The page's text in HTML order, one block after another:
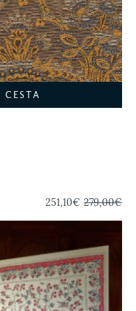
251,10€ 279,00€